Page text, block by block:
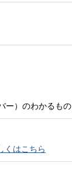
ー）のわかるもの
くはこちら